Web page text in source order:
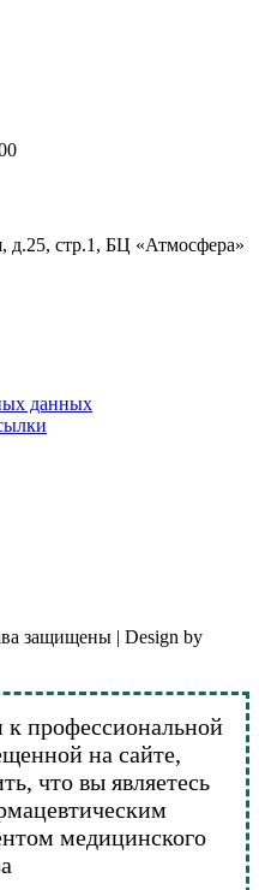
д.25, стр.1, БЦ «Атмосфера»
данных
защищены | Design by
профессиональной
на сайте,
что вы являетесь
медицинского